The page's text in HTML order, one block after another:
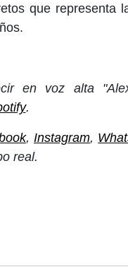
que representa
en voz alta
.
,Instagram,
real.